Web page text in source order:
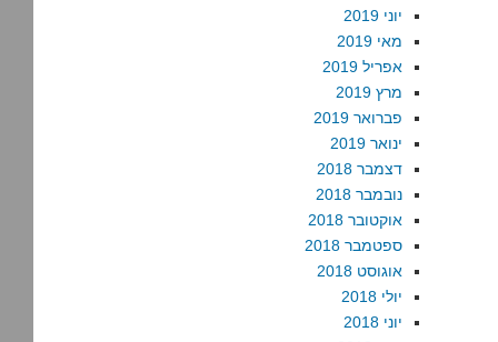
יוני 2019
מאי 2019
אפריל 2019
מרץ 2019
פברואר 2019
ינואר 2019
דצמבר 2018
נובמבר 2018
אוקטובר 2018
ספטמבר 2018
אוגוסט 2018
יולי 2018
יוני 2018